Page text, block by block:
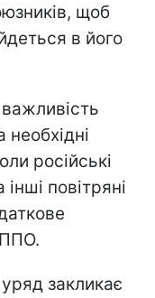
щоб
в його
російські
повітряні
закликає